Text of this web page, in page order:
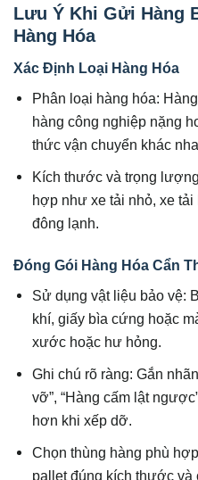
Lưu Ý Khi Gửi Hàng
Hàng Hóa
Xác Định Loại Hàng Hóa
Phân loại hàng hóa:
hàng công nghiệp nặng
thức vận chuyển khác
Kích thước và trọng
hợp như xe tải nhỏ, xe
đông lạnh.
Đóng Gói Hàng Hóa Cẩn
Sử dụng vật liệu bảo vệ:
khí, giấy bìa cứng hoặc
xước hoặc hư hỏng.
Ghi chú rõ ràng: Gắn
vỡ”, “Hàng cấm lật
hơn khi xếp dỡ.
Chọn thùng hàng phù
pallet đúng kích thước và